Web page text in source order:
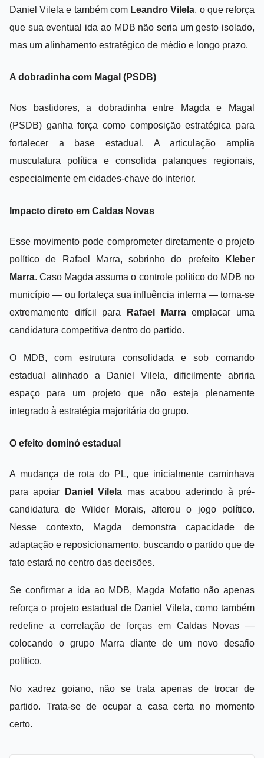
Daniel Vilela e também com Leandro Vilela, o que reforça
que sua eventual ida ao MDB não seria um gesto isolado,
mas um alinhamento estratégico de médio e longo prazo.
A dobradinha com Magal (PSDB)
Nos bastidores, a dobradinha entre Magda e Magal
(PSDB) ganha força como composição estratégica para
fortalecer a base estadual. A articulação amplia
musculatura política e consolida palanques regionais,
especialmente em cidades-chave do interior.
Impacto direto em Caldas Novas
Esse movimento pode comprometer diretamente o projeto
político de Rafael Marra, sobrinho do prefeito
Kleber
Marra.Caso Magda assuma o controle político do MDB no
município — ou fortaleça sua influência interna — torna-se
extremamente difícil para
Rafael Marraemplacar uma
candidatura competitiva dentro do partido.
O MDB, com estrutura consolidada e sob comando
estadual alinhado a Daniel Vilela, dificilmente abriria
espaço para um projeto que não esteja plenamente
integrado à estratégia majoritária do grupo.
O efeito dominó estadual
A mudança de rota do PL, que inicialmente caminhava
para apoiar
Daniel Vilela mas acabou aderindo à pré-
candidatura de Wilder Morais, alterou o jogo político.
Nesse contexto, Magda demonstra capacidade de
adaptação e reposicionamento, buscando o partido que de
fato estará no centro das decisões.
Se confirmar a ida ao MDB, Magda Mofatto não apenas
reforça o projeto estadual de Daniel Vilela, como também
redefine a correlação de forças em Caldas Novas —
colocando o grupo Marra diante de um novo desafio
político.
No xadrez goiano, não se trata apenas de trocar de
partido. Trata-se de ocupar a casa certa no momento
certo.